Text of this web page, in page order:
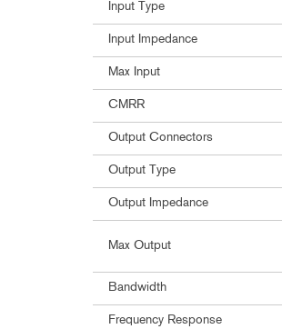
Input Type
Input Impedance
Max Input
CMRR
Output Connectors
Output Type
Output Impedance
Max Output
Bandwidth
Frequency Response